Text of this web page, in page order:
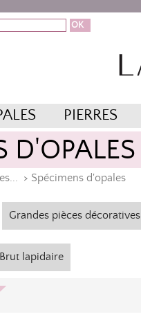
PIERRES
D'OPALES
> Spécimens d'opales
Grandes pièces décoratives
Brut lapidaire